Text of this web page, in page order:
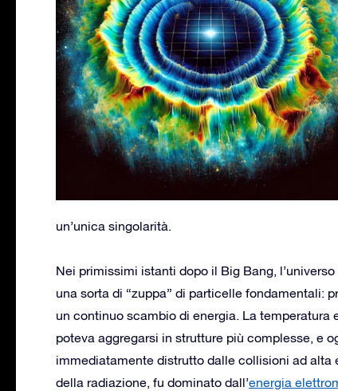
un’unica singolarità.
Nei primissimi istanti dopo il Big Bang,
una sorta di “zuppa” di particelle fondamentali:
un continuo scambio di energia. La
poteva aggregarsi in strutture più complesse, e
immediatamente distrutto dalle collisioni ad alta
della radiazione, fu dominato dall’energia